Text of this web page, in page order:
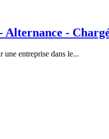
Alternance -
une entreprise dans le...